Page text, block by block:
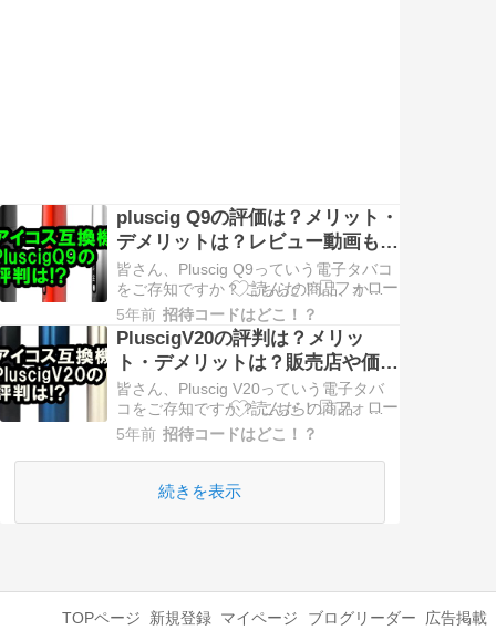
pluscig Q9の評価は？メリット・
デメリットは？レビュー動画もあ
り！
皆さん、Pluscig Q9っていう電子タバコ
をご存知ですか？ こちらの商品、かな
り売れてるみたいよ・・・！ というわ
けで、Pluscig Q9についてちょっと調べ
てみました。 興味のある方は、ご覧く
ださい！ Pluscig Q9(プラスシグ・キュ
ーナイン)とは？ Plusci…
5年前 招待コードはどこ！？
PluscigV20の評判は？メリッ
ト・デメリットは？販売店や価格
も！
皆さん、Pluscig V20っていう電子タバ
コをご存知ですか？ こちらの商品、か
なり売れてるみたいよ・・・！ という
覧ください！ Pluscig V20(プラスシグ・
5年前 招待コードはどこ！？
続きを表示
TOPページ 新規登録 マイページ ブログリーダー 広告掲載